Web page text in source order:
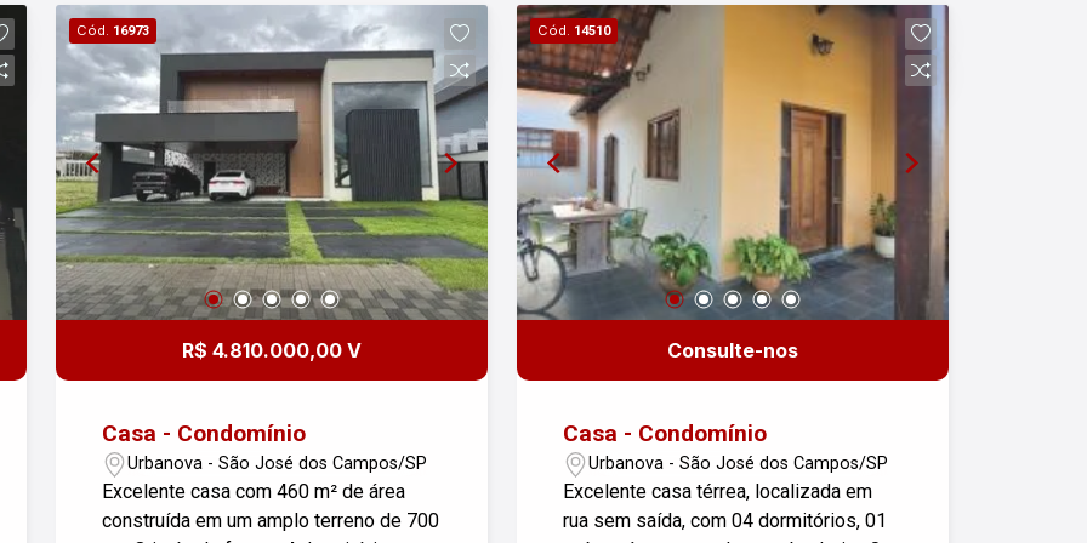
podendo ser utilizado como home
office, home theater, opção reversível
para mais uma suíte; Banheiro social
com chuveiro; Sala de estar, sala de
jantar e cozinha americana, integrados,
com pé direito duplo; Despensa;
Lavanderia; Área gourmet com
churrasqueira, Banheiro completo para
uso da área gourmet Piscina de
alvenaria; Garagem coberta para 2
carros e descoberta para 2 carros; 2
Hobby box Fachada ampla, com
arquitetura moderna; Condomínio conta
salão de festas e sauna; Segurança
total 24h. Dimensões: Área construída
276,14 m ² incluso a piscina, Área do
terreno 601,25 m ² Esta é uma
mais nobres de São José dos Campos.
Com 348 m² de área construída em um
terreno de 375 m², o imóvel oferece
conforto, elegância e excelente
aproveitamento dos espaços. São 4
amplas suítes, além de salas
integradas que proporcionam
luminosidade natural e aconchego. A
cozinha espaçosa é ideal para quem
gosta de receber, e a varanda com
piscina convida ao lazer e relaxamento
banheiros sociais, lavabo e 3 vagas de
segurança 24 horas, ruas arborizadas e
localização privilegiada, próximo a
universidades, escolas, mercados e
comércios do Urbanova. Conforto,
Cód. 16973
R$ 4.810.000,00 V
Casa - Condomínio
Urbanova - São José dos Campos/SP
Excelente casa com 460 m² de área
construída em um amplo terreno de 700
Cód. 14510
Consulte-nos
Casa - Condomínio
Urbanova - São José dos Campos/SP
Excelente casa térrea, localizada em
rua sem saída, com 04 dormitórios, 01